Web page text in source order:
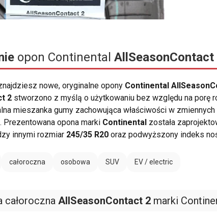
opon Continental AllSeasonContact
nowe, oryginalne opony Continental
2 stworzono z myślą o użytkowaniu bez względu na porę
mieszanka gumy zachowująca właściwości w
Prezentowana opona marki Continental została
innymi rozmiar 245/35 R20 oraz podwyższony indeks
całoroczna osobowa SUV EV / electric
całoroczna AllSeasonContact 2 marki